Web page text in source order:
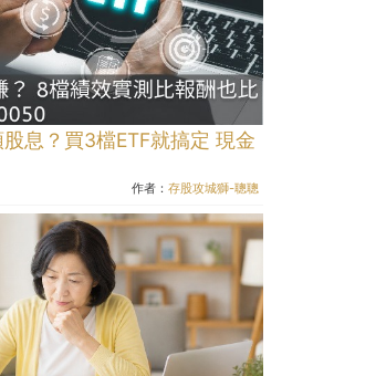
息？買3檔ETF就搞定 現金
作者：存股攻城獅-聰聰